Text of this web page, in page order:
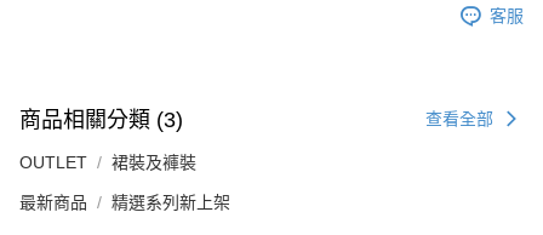
客服
商品相關分類 (3) 查看全部
OUTLET 裙裝及褲裝
最新商品 精選系列新上架